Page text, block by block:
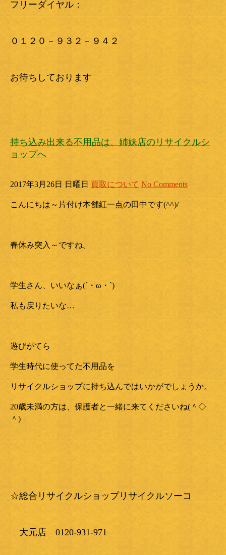
フリーダイヤル：
０１２０－９３２－９４２
お待ちしております
持ち込み出来る不用品は、姉妹店のリサイクルシ
ョップへ
2017年3月26日 日曜日 買取について No Comments
こんにちは～片付け本舗紅一点の田中です(^^)/
春休み突入～ですね。
学生さん、いいなぁ(´・ω・`)
私も戻りたいな…
遊びがてら
学生時代に使ってた不用品を
リサイクルショップに持ち込んではいかがでしょうか。
20歳未満の方は、保護者と一緒に来てくださいね(＾◇
＾)
☆総合リサイクルショップリサイクルソーコ
大元店 0120-931-971